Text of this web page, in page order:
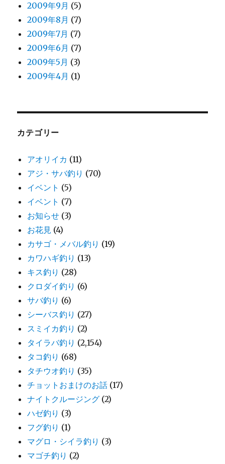
2009年9月 (5)
2009年8月 (7)
2009年7月 (7)
2009年6月 (7)
2009年5月 (3)
2009年4月 (1)
カテゴリー
アオリイカ (11)
アジ・サバ釣り (70)
イベント (5)
イベント (7)
お知らせ (3)
お花見 (4)
カサゴ・メバル釣り (19)
カワハギ釣り (13)
キス釣り (28)
クロダイ釣り (6)
サバ釣り (6)
シーバス釣り (27)
スミイカ釣り (2)
タイラバ釣り (2,154)
タコ釣り (68)
タチウオ釣り (35)
チョットおまけのお話 (17)
ナイトクルージング (2)
ハゼ釣り (3)
フグ釣り (1)
マグロ・シイラ釣り (3)
マゴチ釣り (2)